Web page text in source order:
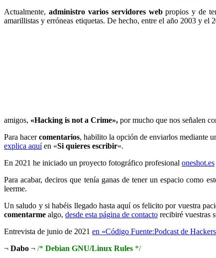
Actualmente, administro varios servidores webpropios y de
amarillistas y erróneas etiquetas. De hecho, entre el año 2003 y
amigos, «Hacking is not a Crime», por mucho que nos señalen
Para hacercomentarios, habilito la opción de enviarlos mediante
explica aquíen «Si quieres escribir«.
En 2021 he iniciado un proyecto fotográfico profesional oneshot.es
Para acabar, deciros que tenía ganas de tener un espacio como
leerme.
Un saludo y si habéis llegado hasta aquí os felicito por vuestra
comentarme algo, desde esta página de contacto recibiré vuestras
Entrevista de junio de 2021 en «Código Fuente:Podcast de
¬ Dabo ¬ /* Debian GNU/Linux Rules */